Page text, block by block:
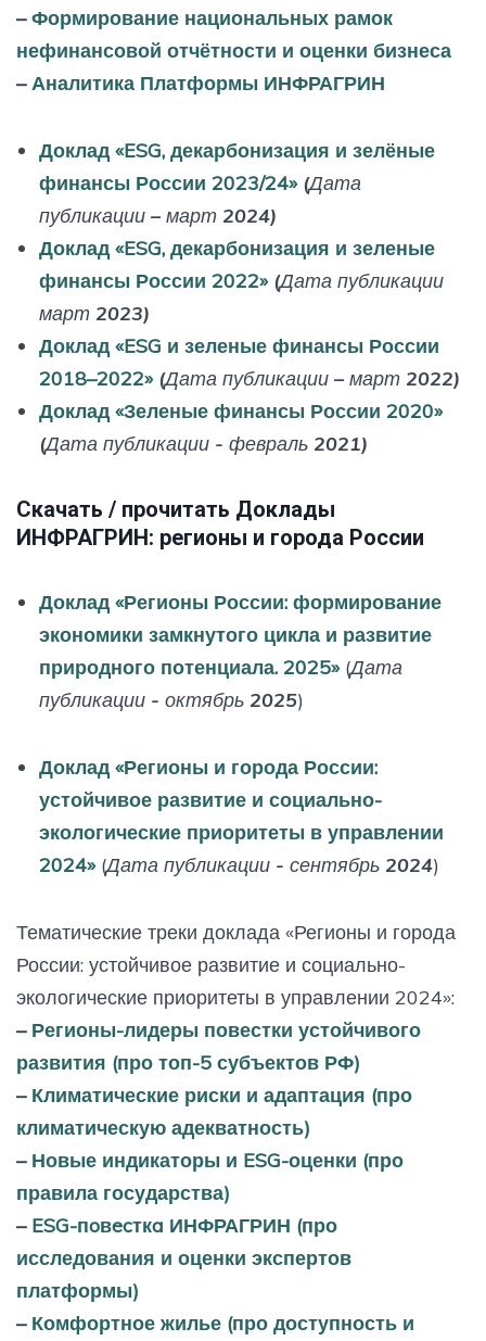
–Формирование национальных рамок
нефинансовой отчётности и оценки бизнеса
–Аналитика Платформы ИНФРАГРИН
Доклад «ESG, декарбонизация и зелёные
финансы России 2023/24» (Дата
публикации – март 2024)
Доклад «ESG, декарбонизация и зеленые
финансы России 2022» (Дата публикации
март 2023)
Доклад «ESG и зеленые финансы России
2018–2022» (Дата публикации – март 2022)
Доклад «Зеленые финансы России 2020»
(Дата публикации - февраль 2021)
Скачать / прочитать Доклады
ИНФРАГРИН: регионы и города России
Доклад «Регионы России: формирование
экономики замкнутого цикла и развитие
природного потенциала. 2025»(Дата
публикации - октябрь 2025)
Доклад «Регионы и города России:
устойчивое развитие и социально-
экологические приоритеты в управлении
2024»(Дата публикации - сентябрь 2024)
Тематические треки доклада «Регионы и города
России: устойчивое развитие и социально-
экологические приоритеты в управлении 2024»:
– Регионы-лидеры повестки устойчивого
развития (про топ-5 субъектов РФ)
– Климатические риски и адаптация (про
климатическую адекватность)
– Новые индикаторы и ESG-оценки (про
правила государства)
– ESG-пoвecткa ИНФРАГРИН (про
исследования и оценки экспертов
платформы)
– Комфортное жилье (про доступность и